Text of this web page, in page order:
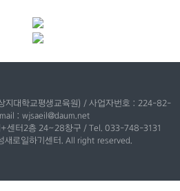
지대학교평생교육원) / 사업자번호 : 224-82-
: wjsaeil@daum.net
+센터2층 24~28창구 / Tel. 033-748-3131
새로일하기센터. All right reserved.